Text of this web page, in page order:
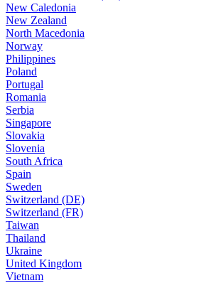
New Caledonia
New Zealand
North Macedonia
Norway
Philippines
Poland
Portugal
Romania
Serbia
Singapore
Slovakia
Slovenia
South Africa
Spain
Sweden
Switzerland (DE)
Switzerland (FR)
Taiwan
Thailand
Ukraine
United Kingdom
Vietnam